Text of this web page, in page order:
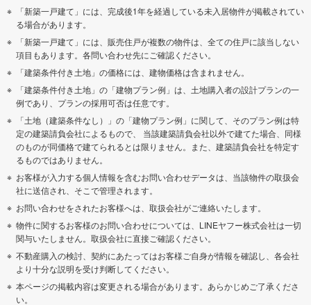
「新築一戸建て」には、完成後1年を経過している未入居物件が掲載されてい
る場合があります。
「新築一戸建て」には、販売住戸が複数の物件は、全ての住戸に該当しない
項目もあります。各問い合わせ先にご確認ください。
「建築条件付き土地」の価格には、建物価格は含まれません。
「建築条件付き土地」の「建物プラン例」は、土地購入者の設計プランの一
例であり、プランの採用可否は任意です。
「土地（建築条件なし）」の「建物プラン例」に関して、そのプラン例は特
定の建築請負会社によるもので、 当該建築請負会社以外で建てた場合、同様
のものが同価格で建てられるとは限りません。また、建築請負会社を特定す
るものではありません。
お客様が入力する個人情報を含むお問い合わせデータは、当該物件の取扱会
社に送信され、そこで管理されます。
お問い合わせをされたお客様へは、取扱会社がご連絡いたします。
物件に関するお客様のお問い合わせについては、LINEヤフー株式会社は一切
関与いたしません。取扱会社に直接ご確認ください。
不動産購入の検討、契約にあたってはお客様ご自身が情報を確認し、各会社
より十分な説明を受け判断してください。
本ページの掲載内容は変更される場合があります。あらかじめご了承くださ
い。